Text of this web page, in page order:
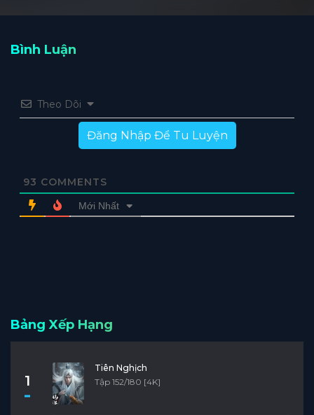
Bình Luận
Theo Dõi
Đăng Nhập Để Tu Luyện
93 COMMENTS
Mới Nhất
Bảng Xếp Hạng
1
Tiên Nghịch
Tập 152/180 [4K]